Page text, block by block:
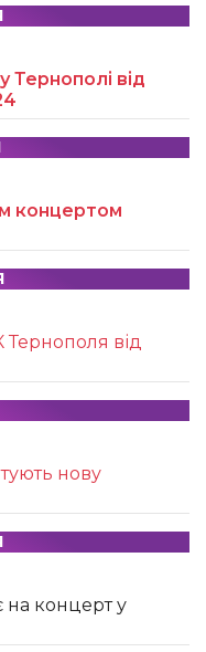
Тернополі від
концертом
від
нову
на концерт у